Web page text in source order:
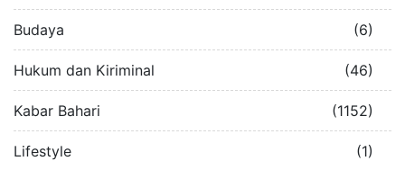
Budaya (6)
Hukum dan Kiriminal (46)
Kabar Bahari (1152)
Lifestyle (1)